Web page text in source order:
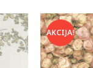
AKCIJA!